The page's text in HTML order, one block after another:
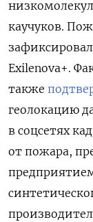
каучуков.
Exilenova+.
также
геолокацию
в соцсетях
от пожара,